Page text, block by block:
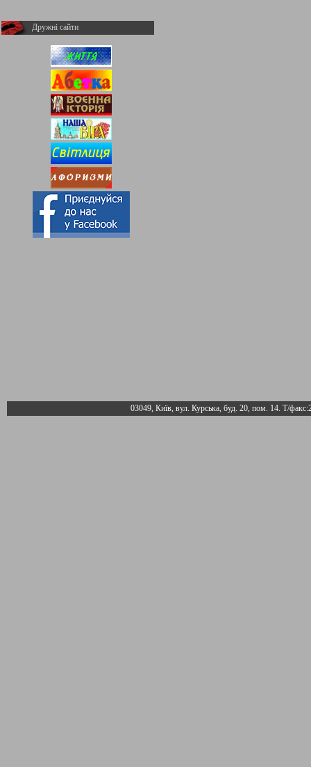
Дружні сайти
03049, Київ, вул. Курська, буд. 20, пом. 14. Т/